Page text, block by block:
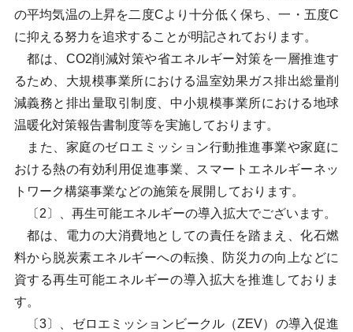
の平均気温の上昇を二度Cより十分低く保ち、一・五度C
に抑える努力を追求することが明記されております。
都は、CO2削減対策や省エネルギー対策を一層推進す
るため、大規模事業所における温室効果ガス排出総量削
減義務と排出量取引制度、中小規模事業所における地球
温暖化対策報告書制度等を実施しております。
また、家庭のゼロエミッション行動推進事業や家庭に
おける熱の有効利用促進事業、スマートエネルギーネッ
トワーク構築事業などの施策を展開しております。
〔2〕、再生可能エネルギーの導入拡大でございます。
都は、電力の大消費地としての責任を踏まえ、化石燃
料から脱炭素エネルギーへの転換、防災力の向上などに
資する再生可能エネルギーの導入拡大を推進しておりま
す。
〔3〕、ゼロエミッションビークル（ZEV）の導入促進